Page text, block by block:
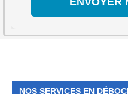
NOS SERVICES EN